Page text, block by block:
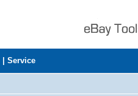
Service